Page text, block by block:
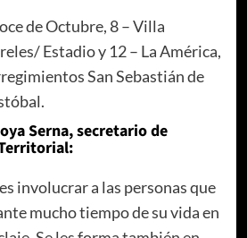
de Octubre, 8 – Villa
Estadio y 12 – La América,
San Sebastián de
Serna, secretario de
involucrar a las personas que
mucho tiempo de su vida en